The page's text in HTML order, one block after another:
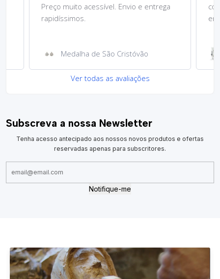
Preço muito acessível. Envio e entrega
rapidíssimos.
Medalha de São Cristóvão
Ver todas as avaliações
Subscreva a nossa Newsletter
Tenha acesso antecipado aos nossos novos produtos e ofertas
reservadas apenas para subscritores.
Notifique-me